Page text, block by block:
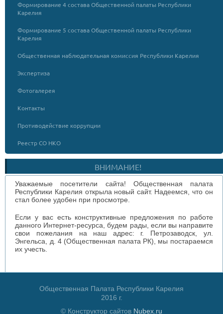
Формирование 4 состава Общественной палаты Республики
Карелия
Формирование 5 состава Общественной палаты Республики
Карелия
Общественная наблюдательная комиссия Республики Карелия
Экспертиза
Фотогалерея
Контакты
Противодействие коррупции
Реестр СО НКО
ВНИМАНИЕ!
Уважаемые посетители сайта! Общественная палата
Республики Карелия открыла новый сайт. Надеемся, что он
стал более удобен при просмотре.
Если у вас есть конструктивные предложения по работе
данного Интернет-ресурса, будем рады, если вы направите
свои пожелания на наш адрес: г. Петрозаводск, ул.
Энгельса, д. 4 (Общественная палата РК), мы постараемся
их учесть.
Общественная Палата Республики Карелия
2016 г.
© Конструктор сайтов Nubex.ru